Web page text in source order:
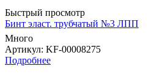
Быстрый просмотр
Бинт эласт. трубчатый №3 ЛПП
Много
Артикул: KF-00008275
Подробнее